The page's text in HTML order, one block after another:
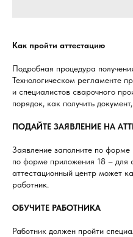
Как пройти аттестацию
Подробная процедура
Технологическом регламенте
и специалистов сварочного
порядок, как получить
ПОДАЙТЕ ЗАЯВЛЕНИЕ НА
Заявление заполните по
по форме приложения 18 – для
аттестационный центр может
работник.
ОБУЧИТЕ РАБОТНИКА
Работник должен пройти